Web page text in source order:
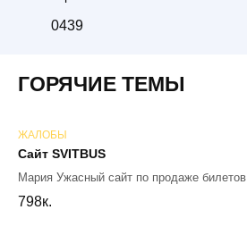
0439
ГОРЯЧИЕ ТЕМЫ
ЖАЛОБЫ
Сайт SVITBUS
Мария Ужасный сайт по продаже билетов
798к.